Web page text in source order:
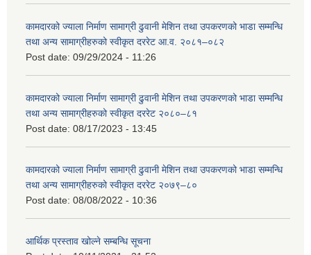
कामदारको ज्याला निर्माण सामाग्री ढुवानी मेशिन तथा उपकरणको भाडा सम्मन्धि
तथा अन्य सामाग्रीहरुको स्वीकृत दररेट आ.व. २०८१–०८२
Post date: 09/29/2024 - 11:26
कामदारको ज्याला निर्माण सामाग्री ढुवानी मेशिन तथा उपकरणको भाडा सम्मन्धि
तथा अन्य सामाग्रीहरुको स्वीकृत दररेट २०८०–८१
Post date: 08/17/2023 - 13:45
कामदारको ज्याला निर्माण सामाग्री ढुवानी मेशिन तथा उपकरणको भाडा सम्मन्धि
तथा अन्य सामाग्रीहरुको स्वीकृत दररेट २०७९–८०
Post date: 08/08/2022 - 10:36
आर्थिक प्रस्ताव खोल्ने सम्बन्धि सूचना